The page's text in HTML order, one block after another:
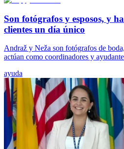
Son fotógrafos y esposos, y
clientes un día único
Andraž y Neža son fotógrafos de
actúan como coordinadores y
ayuda